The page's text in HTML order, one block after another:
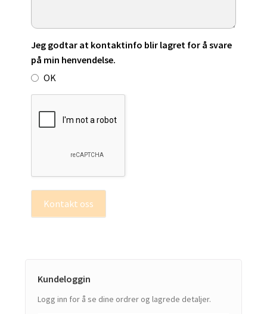
Jeg godtar at kontaktinfo blir lagret for å svare
på min henvendelse.
OK
Kontakt oss
Kundeloggin
Logg inn for å se dine ordrer og lagrede detaljer.